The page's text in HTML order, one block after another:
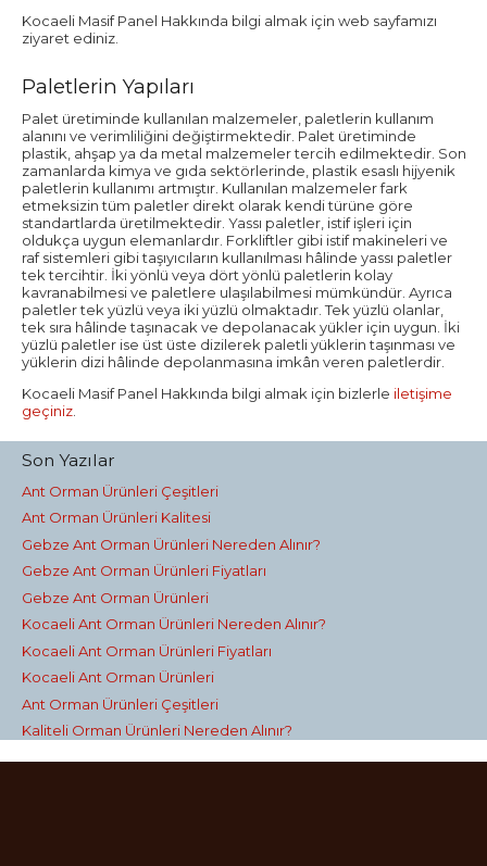
Kocaeli Masif Panel Hakkında bilgi almak için web sayfamızı
ziyaret ediniz.
Paletlerin Yapıları
Palet üretiminde kullanılan malzemeler, paletlerin kullanım
alanını ve verimliliğini değiştirmektedir. Palet üretiminde
plastik, ahşap ya da metal malzemeler tercih edilmektedir. Son
zamanlarda kimya ve gıda sektörlerinde, plastik esaslı hijyenik
paletlerin kullanımı artmıştır. Kullanılan malzemeler fark
etmeksizin tüm paletler direkt olarak kendi türüne göre
standartlarda üretilmektedir. Yassı paletler, istif işleri için
oldukça uygun elemanlardır. Forkliftler gibi istif makineleri ve
raf sistemleri gibi taşıyıcıların kullanılması hâlinde yassı paletler
tek tercihtir. İki yönlü veya dört yönlü paletlerin kolay
kavranabilmesi ve paletlere ulaşılabilmesi mümkündür. Ayrıca
paletler tek yüzlü veya iki yüzlü olmaktadır. Tek yüzlü olanlar,
tek sıra hâlinde taşınacak ve depolanacak yükler için uygun. İki
yüzlü paletler ise üst üste dizilerek paletli yüklerin taşınması ve
yüklerin dizi hâlinde depolanmasına imkân veren paletlerdir.
Kocaeli Masif Panel Hakkında bilgi almak için bizlerle iletişime
geçiniz.
Son Yazılar
Ant Orman Ürünleri Çeşitleri
Ant Orman Ürünleri Kalitesi
Gebze Ant Orman Ürünleri Nereden Alınır?
Gebze Ant Orman Ürünleri Fiyatları
Gebze Ant Orman Ürünleri
Kocaeli Ant Orman Ürünleri Nereden Alınır?
Kocaeli Ant Orman Ürünleri Fiyatları
Kocaeli Ant Orman Ürünleri
Ant Orman Ürünleri Çeşitleri
Kaliteli Orman Ürünleri Nereden Alınır?